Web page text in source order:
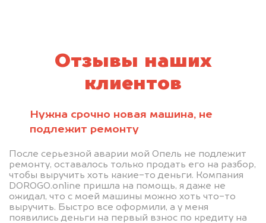
Отзывы наших
клиентов
Нужна срочно новая машина, не
подлежит ремонту
После серьезной аварии мой Опель не подлежит
ремонту, оставалось только продать его на разбор,
чтобы выручить хоть какие-то деньги. Компания
DOROGO.online пришла на помощь, я даже не
ожидал, что с моей машины можно хоть что-то
выручить. Быстро все оформили, а у меня
появились деньги на первый взнос по кредиту на